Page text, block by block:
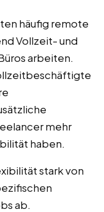
häufig remote
Vollzeit- und
arbeiten.
mehr
haben.
stark von
ab.